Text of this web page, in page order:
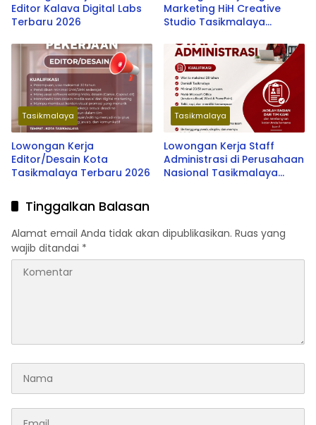
Editor Kalava Digital Labs
Terbaru 2026
Marketing HiH Creative
Studio Tasikmalaya
Tasikmalaya
Lowongan Kerja
Editor/Desain Kota
Tasikmalaya Terbaru 2026
Tasikmalaya
Lowongan Kerja Staff
Administrasi di Perusahaan
Nasional Tasikmalaya
Tinggalkan Balasan
Alamat email Anda tidak akan dipublikasikan. Ruas yang
wajib ditandai *